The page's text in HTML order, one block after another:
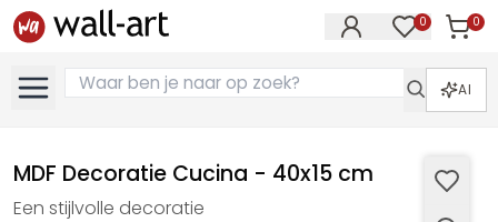
0 0
AI
MDF Decoratie Cucina - 40x15 cm
Een stijlvolle decoratie